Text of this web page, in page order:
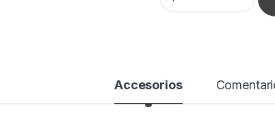
Accesorios